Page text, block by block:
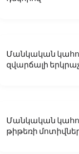
Մանկական
զվարճալի
Մանկական
թիթեռի